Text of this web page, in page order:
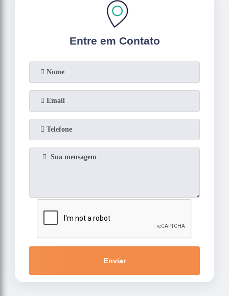
Entre em Contato
Enviar